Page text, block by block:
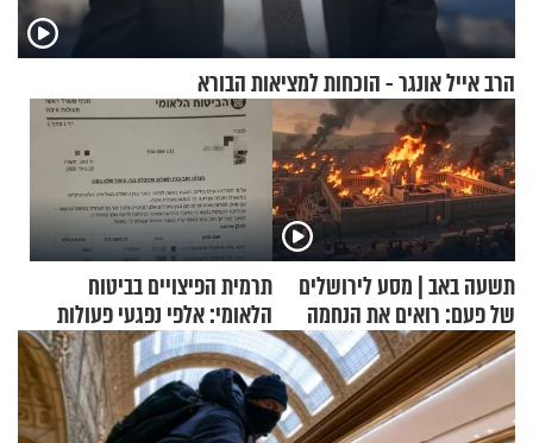
הרב אייל אונגר - הוכחות למציאות הבורא
תשעה באב | מסע לירושלים
של פעם: רואים את הנחמה
תרמית הפיצויים בביטוח
הלאומי: אלפי נפגעי פעולות
איבה קיבלו כספים במירמה